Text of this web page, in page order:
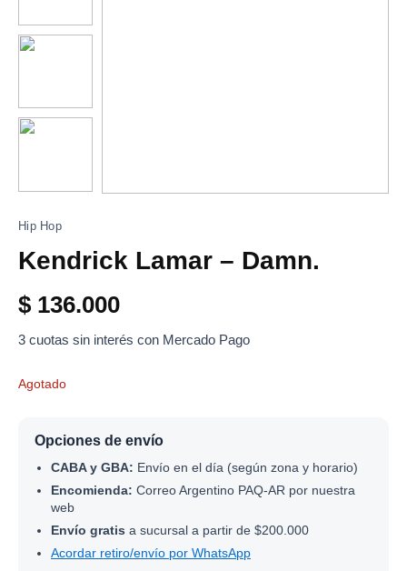
Hip Hop
Kendrick Lamar – Damn.
$ 136.000
3 cuotas sin interés con Mercado Pago
Agotado
Opciones de envío
CABA y GBA: Envío en el día (según zona y horario)
Encomienda: Correo Argentino PAQ-AR por nuestra
web
Envío gratis a sucursal a partir de $200.000
Acordar retiro/envío por WhatsApp